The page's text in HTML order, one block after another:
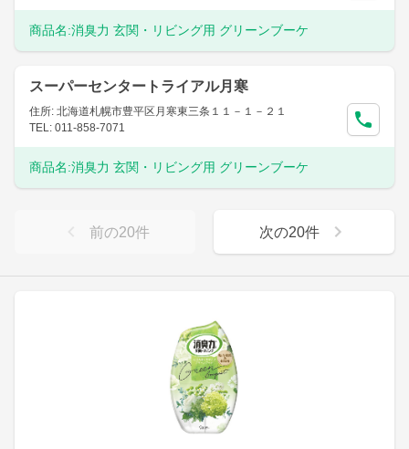
商品名:消臭力 玄関・リビング用 グリーンブーケ
スーパーセンタートライアル月寒
住所: 北海道札幌市豊平区月寒東三条１１－１－２１
TEL: 011-858-7071
商品名:消臭力 玄関・リビング用 グリーンブーケ
前の20件 次の20件